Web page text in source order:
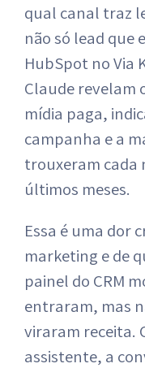
qual canal traz
não só lead que
HubSpot no Via
Claude revelam
mídia paga,
campanha e a
trouxeram cada
últimos meses.
Essa é uma dor
marketing e de
painel do CRM
entraram, mas
viraram receita.
assistente, a